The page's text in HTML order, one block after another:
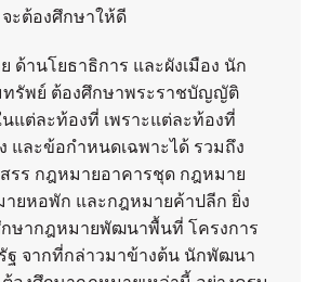
ะต้องศึกษาให้ดี
ด้านโยธาธิการ และผังเมือง นัก
รัพย์ ต้องศึกษาพระราชบัญญัติ
แต่ละท้องที่ เพราะแต่ละท้องที่
และข้อกำหนดเฉพาะได้ รวมถึง
รร กฎหมายอาคารชุด กฎหมาย
ยหอพัก และกฎหมายค้าปลีก ยิ่ง
ษากฎหมายพัฒนาพื้นที่ โครงการ
ฐ จากที่กล่าวมาข้างต้น นักพัฒนา